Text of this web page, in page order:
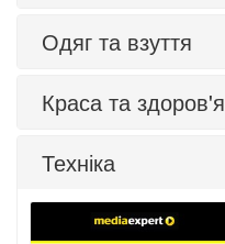
Одяг та взуття
Краса та здоров'я
Техніка